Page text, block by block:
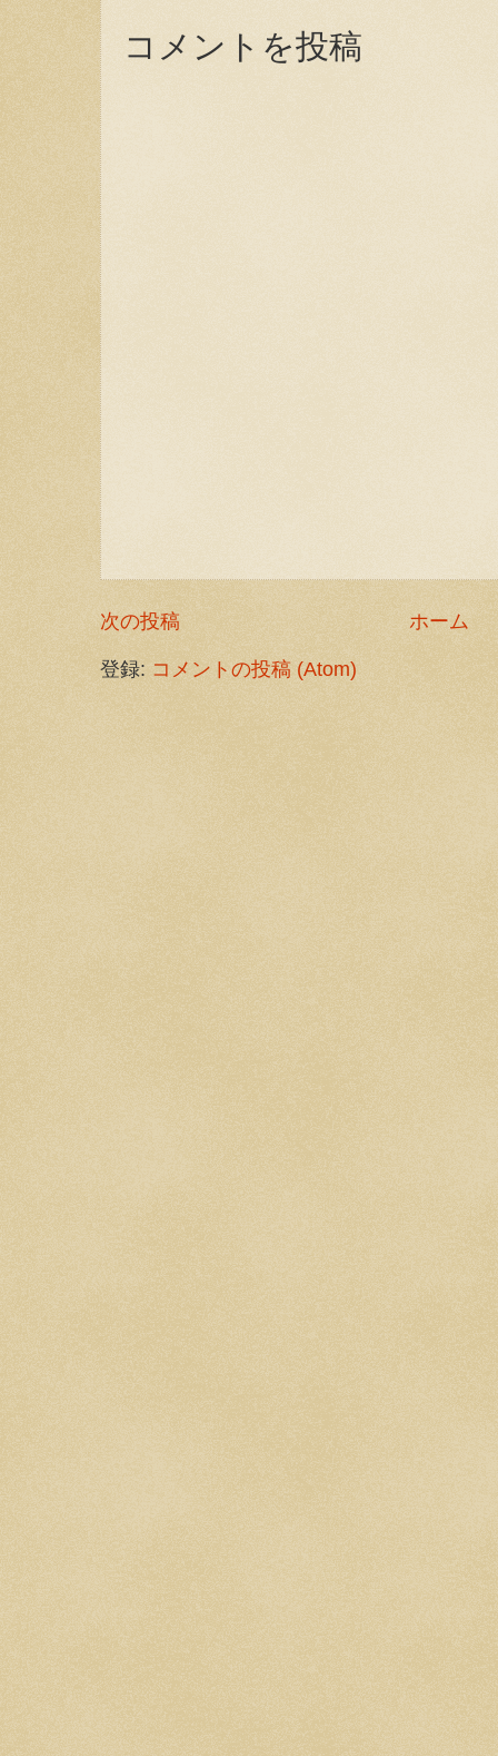
コメントを投稿
次の投稿 ホーム
登録: コメントの投稿 (Atom)